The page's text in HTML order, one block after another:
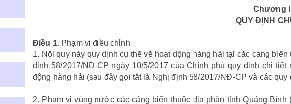
Chương I
QUY ĐỊNH
Điều 1.Phạm vi điều chỉnh
1. Nội quy này quy định cụ thể về hoạt động hàng hải tại các cảng
định 58/2017/NĐ-CP ngày 10/5/2017 của Chính phủ quy định chi
động hàng hải (sau đây gọi tắt là Nghị định 58/2017/NĐ-CP và các
2. Phạm vi vùng nước các cảng biển thuộc địa phận tỉnh Quảng